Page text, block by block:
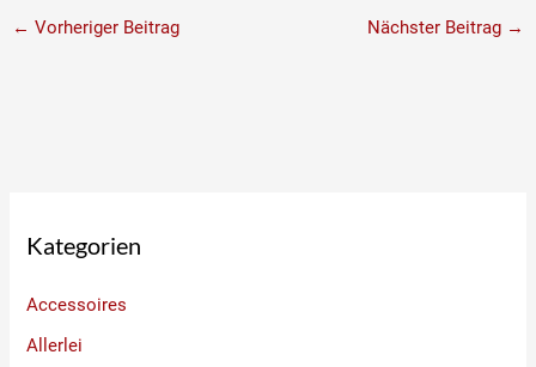
← Vorheriger Beitrag Nächster Beitrag →
Kategorien
Accessoires
Allerlei